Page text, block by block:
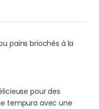
pains briochés à la
pour des
tempura avec une